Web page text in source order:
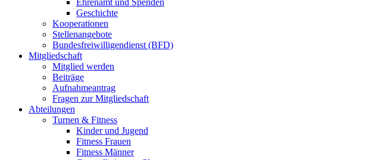
Ehrenamt und Spenden
Geschichte
Kooperationen
Stellenangebote
Bundesfreiwilligendienst (BFD)
Mitgliedschaft
Mitglied werden
Beiträge
Aufnahmeantrag
Fragen zur Mitgliedschaft
Abteilungen
Turnen & Fitness
Kinder und Jugend
Fitness Frauen
Fitness Männer